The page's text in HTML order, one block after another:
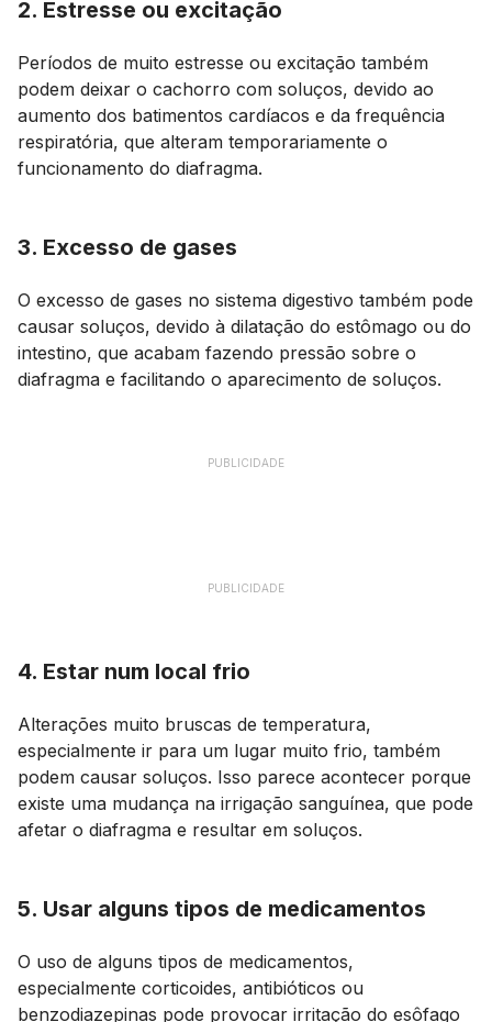
2. Estresse ou excitação
Períodos de muito estresse ou excitação também
podem deixar o cachorro com soluços, devido ao
aumento dos batimentos cardíacos e da frequência
respiratória, que alteram temporariamente o
funcionamento do diafragma.
3. Excesso de gases
O excesso de gases no sistema digestivo também pode
causar soluços, devido à dilatação do estômago ou do
intestino, que acabam fazendo pressão sobre o
diafragma e facilitando o aparecimento de soluços.
PUBLICIDADE
PUBLICIDADE
4. Estar num local frio
Alterações muito bruscas de temperatura,
especialmente ir para um lugar muito frio, também
podem causar soluços. Isso parece acontecer porque
existe uma mudança na irrigação sanguínea, que pode
afetar o diafragma e resultar em soluços.
5. Usar alguns tipos de medicamentos
O uso de alguns tipos de medicamentos,
especialmente corticoides, antibióticos ou
benzodiazepinas pode provocar irritação do esôfago